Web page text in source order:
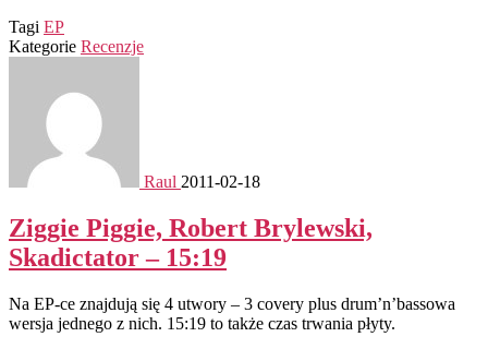
Tagi EP
Kategorie Recenzje
Raul 2011-02-18
Ziggie Piggie, Robert Brylewski,
Skadictator – 15:19
Na EP-ce znajdują się 4 utwory – 3 covery plus drum’n’bassowa
wersja jednego z nich. 15:19 to także czas trwania płyty.